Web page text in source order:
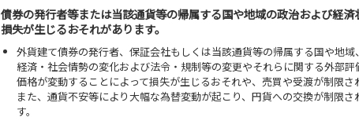
債券の発行者等または当該通貨等の帰属する国や地域の政治および経
損失が生じるおそれがあります。
外貨建て債券の発行者、保証会社もしくは当該通貨等の帰属する国や地
経済・社会情勢の変化および法令・規制等の変更やそれらに関する外部
価格が変動することによって損失が生じるおそれや、売買や受渡が制限さ
また、通貨不安等により大幅な為替変動が起こり、円貨への交換が制限
す。